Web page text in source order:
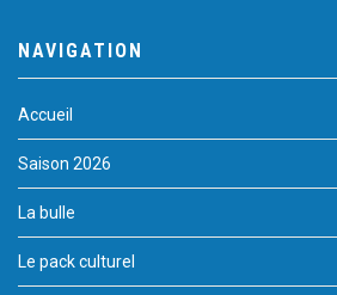
NAVIGATION
Accueil
Saison 2026
La bulle
Le pack culturel